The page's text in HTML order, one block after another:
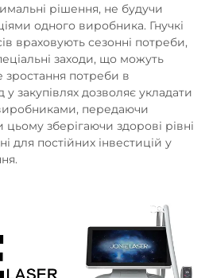
рішення, не будучи
одного виробника. Гнучкі
враховують сезонні потреби,
заходи, що можуть
потреби в
у закупівлях дозволяє укладати
виробниками, передаючи
зберігаючи здорові рівні
для постійних інвестицій у